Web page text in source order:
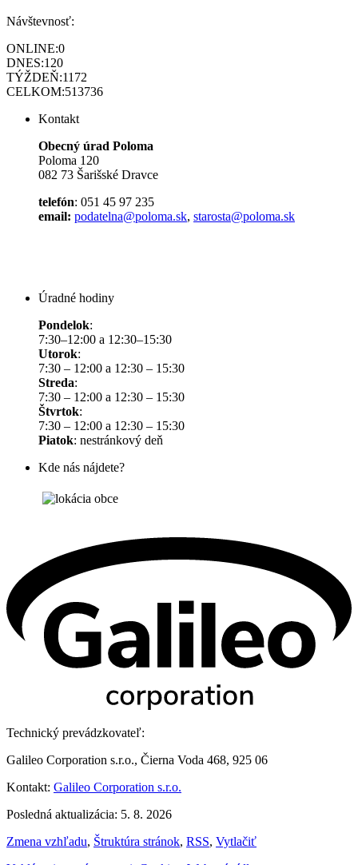
Návštevnosť:
ONLINE:0
DNES:120
TÝŽDEŇ:1172
CELKOM:513736
Kontakt
Obecný úrad Poloma
Poloma 120
082 73 Šarišské Dravce
telefón: 051 45 97 235
email: podatelna@poloma.sk, starosta@poloma.sk
Úradné hodiny
Pondelok:
7:30–12:00 a 12:30–15:30
Utorok:
7:30 – 12:00 a 12:30 – 15:30
Streda:
7:30 – 12:00 a 12:30 – 15:30
Štvrtok:
7:30 – 12:00 a 12:30 – 15:30
Piatok: nestránkový deň
Kde nás nájdete?
Technický prevádzkovateľ:
Galileo Corporation s.r.o., Čierna Voda 468, 925 06
Kontakt: Galileo Corporation s.r.o.
Posledná aktualizácia: 5. 8. 2026
Zmena vzhľadu, Štruktúra stránok, RSS, Vytlačiť